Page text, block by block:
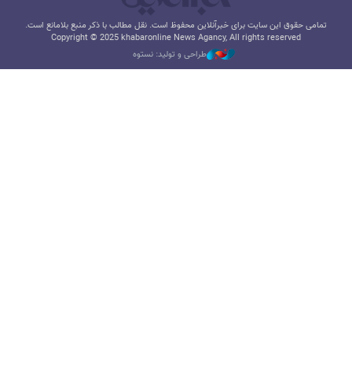
تمامی حقوق این سایت برای خبرآنلاین محفوظ است. نقل مطالب با ذکر منبع بلامانع است.
Copyright © 2025 khabaronline News Agancy, All rights reserved
طراحی و تولید: نستوه